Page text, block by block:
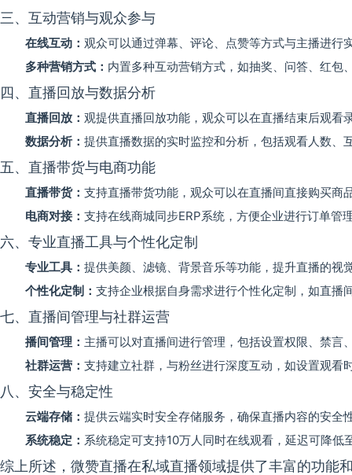
三、互动营销与观众参与
在线互动： 观众可以通过弹幕、评论、点赞等方式与主播进行
多种营销方式： 内置多种互动营销方式，如抽奖、问答、红包
四、直播回放与数据分析
直播回放： 观提供直播回放功能，观众可以在直播结束后观看
数据分析： 提供直播数据的实时监控和分析，包括观看人数
五、直播带货与电商功能
直播带货： 支持直播带货功能，观众可以在直播间直接购买商
电商对接： 支持在线商城同步ERP系统，方便企业进行订单管
六、专业直播工具与个性化定制
专业工具： 提供美颜、滤镜、背景音乐等功能，提升直播的视
个性化定制： 支持企业根据自身需求进行个性化定制，如直播
七、直播间管理与社群运营
播间管理： 主播可以对直播间进行管理，包括设置权限、禁言
社群运营： 支持建立社群，与粉丝进行深度互动，如设置观看
八、安全与稳定性
云端存储： 提供云端实时安全存储服务，确保直播内容的安全
系统稳定： 系统稳定可支持10万人同时在线观看，延迟可降
综上所述，微赞直播在私域直播领域提供了丰富的功能